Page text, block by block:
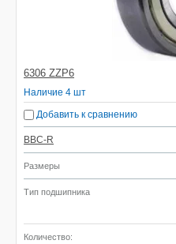
6306 ZZP6
Наличие 4 шт
Добавить к сравнению
BBC-R
Размеры
Тип подшипника
Количество: